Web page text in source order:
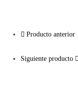
Producto anterior
Siguiente producto